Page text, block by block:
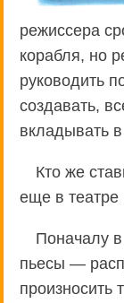
режиссера
корабля, но
руководить
создавать,
вкладывать
Кто же
еще в
Поначалу
пьесы —
произносить